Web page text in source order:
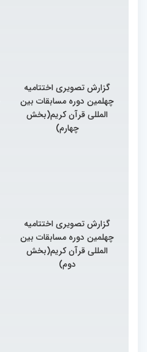
گزارش تصویری اختتامیه
چهلمین دوره مسابقات بین
المللی قرآن کریم(بخش
چهارم)
گزارش تصویری اختتامیه
چهلمین دوره مسابقات بین
المللی قرآن کریم(بخش
دوم)